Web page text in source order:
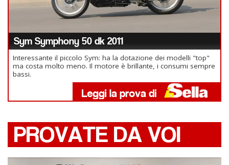
Sym Symphony 50 dk 2011
Interessante il piccolo Sym: ha la dotazione dei modelli "top"
ma costa molto meno. Il motore è brillante, i consumi sempre
bassi.
PROVATE DA VOI